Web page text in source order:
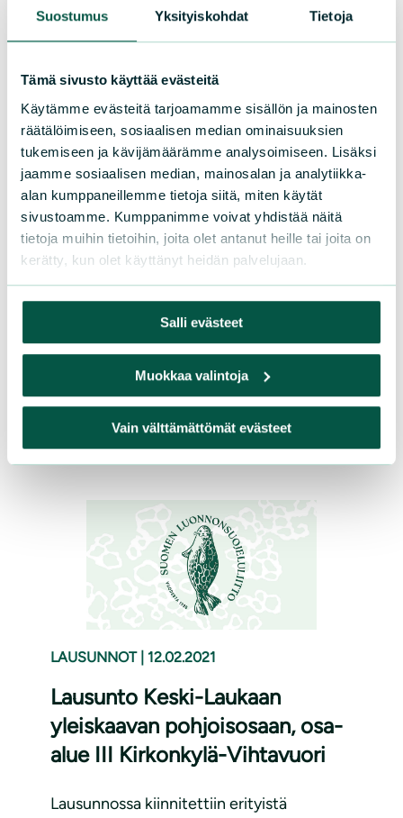
Suostumus Yksityiskohdat Tietoja
Tämä sivusto käyttää evästeitä
Käytämme evästeitä tarjoamamme sisällön ja mainosten
räätälöimiseen, sosiaalisen median ominaisuuksien
tukemiseen ja kävijämäärämme analysoimiseen. Lisäksi
jaamme sosiaalisen median, mainosalan ja analytiikka-
alan kumppaneillemme tietoja siitä, miten käytät
sivustoamme. Kumppanimme voivat yhdistää näitä
tietoja muihin tietoihin, joita olet antanut heille tai joita on
kerätty, kun olet käyttänyt heidän palvelujaan.
Salli evästeet
Muokkaa valintoja
Vain välttämättömät evästeet
Lue lisää
TIEDOTTEET | 12.02.2021
Jäsenkirje 1/2021
Jäsenkuntaa pyydetään tarkistamaan
yhteystiedot ja ideoimaan yhdistyksen
toimintaa. Kevätkokouksessa 17.3.2021
ideoidaan lisää! Laukaan Seudun Luonto
jäsenkirje 1_2021Lataa Ajankohtaista
Lue lisää
LAUSUNNOT 12.02.2021
Lausunto Keski-Laukaan
yleiskaavan pohjoisosaan, osa-
alue III Kirkonkylä-Vihtavuori
Lausunnossa kiinnitettiin erityistä